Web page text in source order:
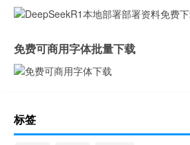
免费可商用字体批量下载
标签